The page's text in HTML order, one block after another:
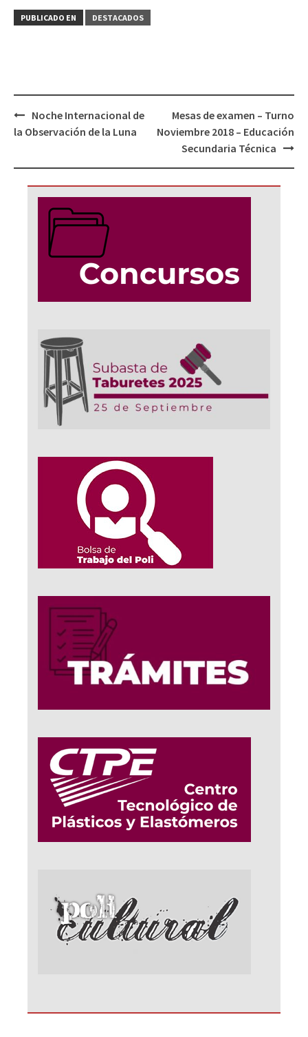
PUBLICADO EN DESTACADOS
Navegación
de
Noche Internacional de
la Observación de la Luna
Mesas de examen – Turno
Noviembre 2018 – Educación
Secundaria Técnica